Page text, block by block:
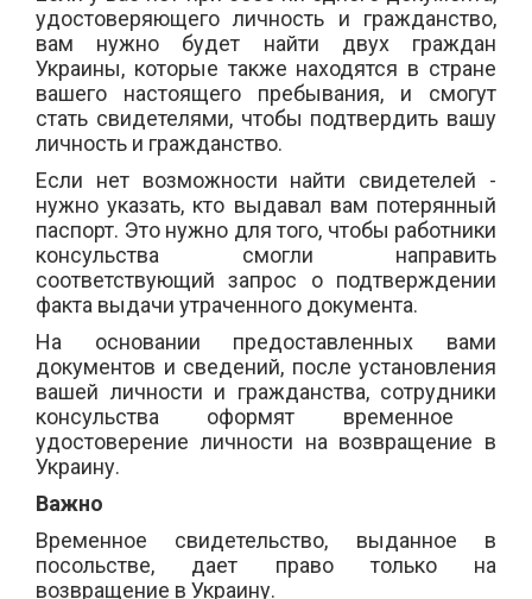
удостоверяющего личность и гражданство,
вам нужно будет найти двух граждан
Украины, которые также находятся в стране
вашего настоящего пребывания, и смогут
стать свидетелями, чтобы подтвердить вашу
личность и гражданство.
Если нет возможности найти свидетелей -
нужно указать, кто выдавал вам потерянный
паспорт. Это нужно для того, чтобы работники
консульства смогли направить
соответствующий запрос о подтверждении
факта выдачи утраченного документа.
На основании предоставленных вами
документов и сведений, после установления
вашей личности и гражданства, сотрудники
консульства оформят временное
удостоверение личности на возвращение в
Украину.
Важно
Временное свидетельство, выданное в
посольстве, дает право только на
возвращение в Украину.